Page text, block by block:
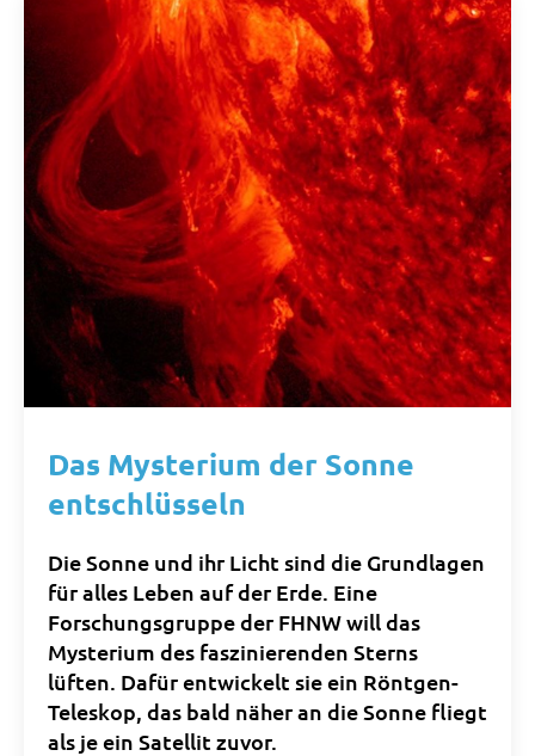
Das Mysterium der Sonne
entschlüsseln
Die Sonne und ihr Licht sind die Grundlagen
für alles Leben auf der Erde. Eine
Forschungsgruppe der FHNW will das
Mysterium des faszinierenden Sterns
lüften. Dafür entwickelt sie ein Röntgen-
Teleskop, das bald näher an die Sonne fliegt
als je ein Satellit zuvor.